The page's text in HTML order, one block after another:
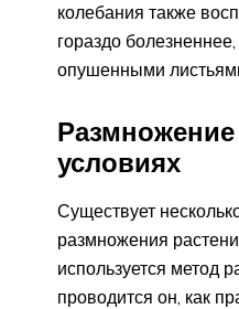
колебания также
гораздо
опушенными
условиях
Существует
размножения
используется метод
проводится он, как